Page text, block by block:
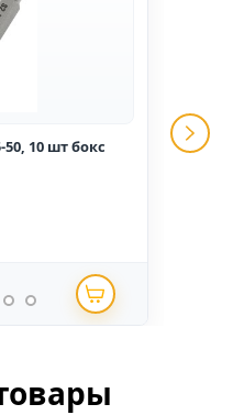
10 шт бокс